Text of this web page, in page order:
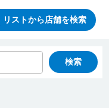
リストから店舗を検索
検索